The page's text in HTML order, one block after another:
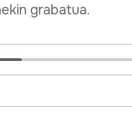
grabatua.